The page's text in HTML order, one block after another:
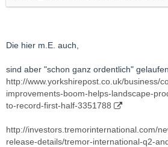
Die hier m.E. auch,
sind aber "schon ganz ordentlich" gelaufen
http://www.yorkshirepost.co.uk/business/
improvements-boom-helps-landscape-
to-record-first-half-3351788
http://investors.tremorinternational.com/
release-details/tremor-international-q2-